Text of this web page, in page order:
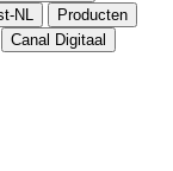
NL
Producten
Canal Digitaal